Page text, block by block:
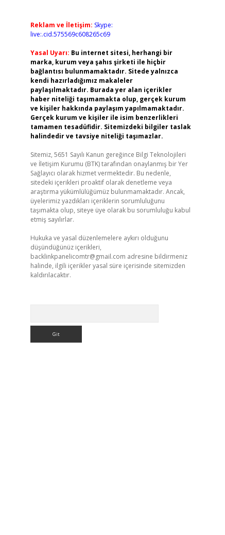
Reklam ve İletişim: Skype:
live:.cid.575569c608265c69
Yasal Uyarı: Bu internet sitesi, herhangi bir
marka, kurum veya şahıs şirketi ile hiçbir
bağlantısı bulunmamaktadır. Sitede yalnızca
kendi hazırladığımız makaleler
paylaşılmaktadır. Burada yer alan içerikler
haber niteliği taşımamakta olup, gerçek kurum
ve kişiler hakkında paylaşım yapılmamaktadır.
Gerçek kurum ve kişiler ile isim benzerlikleri
tamamen tesadüfidir. Sitemizdeki bilgiler taslak
halindedir ve tavsiye niteliği taşımazlar.
Sitemiz, 5651 Sayılı Kanun gereğince Bilgi Teknolojileri
ve İletişim Kurumu (BTK) tarafından onaylanmış bir Yer
Sağlayıcı olarak hizmet vermektedir. Bu nedenle,
sitedeki içerikleri proaktif olarak denetleme veya
araştırma yükümlülüğümüz bulunmamaktadır. Ancak,
üyelerimiz yazdıkları içeriklerin sorumluluğunu
taşımakta olup, siteye üye olarak bu sorumluluğu kabul
etmiş sayılırlar.
Hukuka ve yasal düzenlemelere aykırı olduğunu
düşündüğünüz içerikleri,
backlinkpanelicomtr@gmail.com adresine bildirmeniz
halinde, ilgili içerikler yasal süre içerisinde sitemizden
kaldırılacaktır.